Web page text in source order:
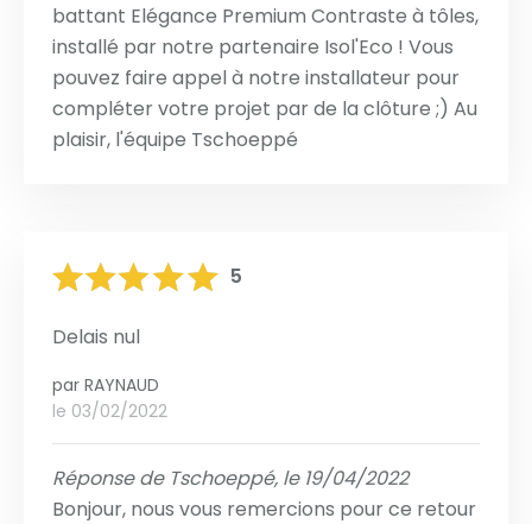
battant Elégance Premium Contraste à tôles,
installé par notre partenaire Isol'Eco ! Vous
pouvez faire appel à notre installateur pour
compléter votre projet par de la clôture ;) Au
plaisir, l'équipe Tschoeppé
5
Delais nul
par RAYNAUD
le 03/02/2022
Réponse de Tschoeppé, le 19/04/2022
Bonjour, nous vous remercions pour ce retour